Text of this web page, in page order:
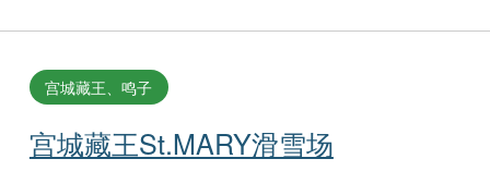
宫城藏王St.MARY滑雪场
宫城藏王、鸣子